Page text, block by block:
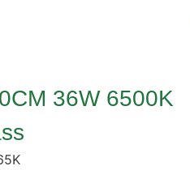
36W 6500K